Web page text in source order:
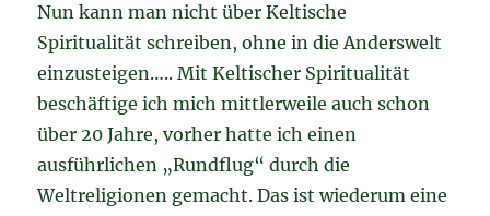
Nun kann man nicht über Keltische
Spiritualität schreiben, ohne in die Anderswelt
einzusteigen….. Mit Keltischer Spiritualität
beschäftige ich mich mittlerweile auch schon
über 20 Jahre, vorher hatte ich einen
ausführlichen „Rundflug“ durch die
Weltreligionen gemacht. Das ist wiederum eine